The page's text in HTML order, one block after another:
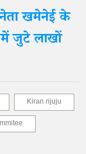
नेता खमेनेई के
जुटे लाखों
Kiran rijuju